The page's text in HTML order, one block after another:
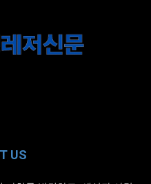
US